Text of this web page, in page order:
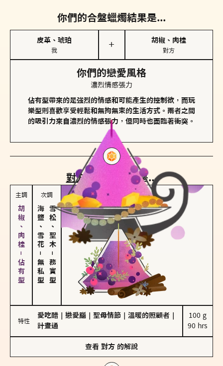
你們的合盤蠟燭結果是...
皮革、琥珀
我
＋
胡椒、肉桂
對方
你們的戀愛風格
濃烈情感張力
佔有型帶來的是強烈的情感和可能產生的控制欲，而玩
樂型則喜歡享受輕鬆和無拘無束的生活方式。兩者之間
的吸引力來自濃烈的情感張力，但同時也面臨著衝突。
對方 的主調蠟燭是...
主調
胡椒、肉桂－佔有型
次調
海鹽、雪花
－
無私型
雪松、聖木
－
務實型
特性
愛吃醋 戀愛腦 聖母情節 溫暖的照顧者
計畫通
100 g
90 hrs
查看 對方 的解說